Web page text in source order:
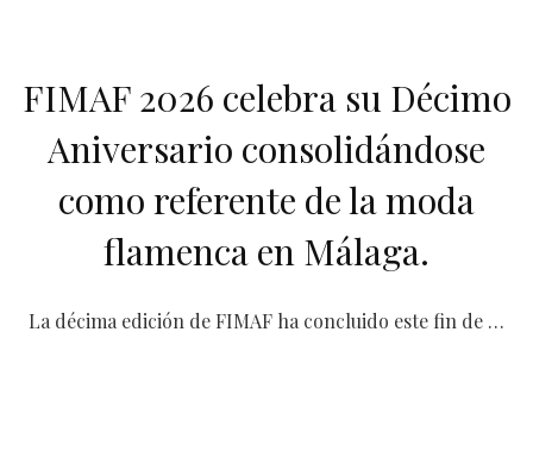
FIMAF 2026 celebra su Décimo
Aniversario consolidándose
como referente de la moda
flamenca en Málaga.
La décima edición de FIMAF ha concluido este fin de …